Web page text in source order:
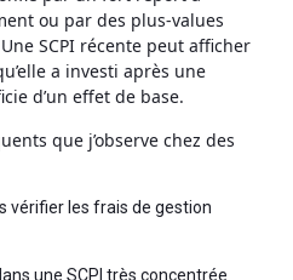
ou par des plus-values
SCPI récente peut afficher
a investi après une
d’un effet de base.
que j’observe chez des
vérifier les frais de gestion
une SCPI très concentrée